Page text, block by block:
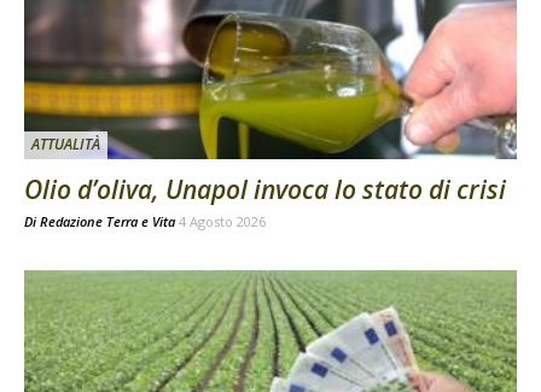
ATTUALITÀ
Olio d’oliva, Unapol invoca lo stato di crisi
Di Redazione Terra e Vita 4 Agosto 2026